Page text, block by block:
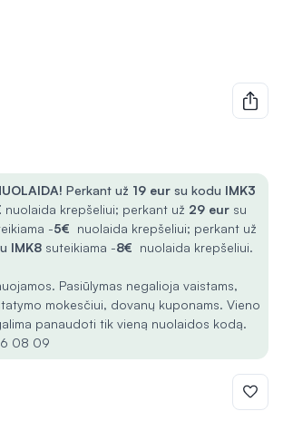
Perkant už 19 eur su kodu IMK3
nuolaida krepšeliui; perkant už 29 eur su
-5€ nuolaida krepšeliui; perkant už
IMK8 suteikiama -8€ nuolaida krepšeliui.
Pasiūlymas negalioja vaistams,
mokesčiui, dovanų kuponams. Vieno
panaudoti tik vieną nuolaidos kodą.
08 09